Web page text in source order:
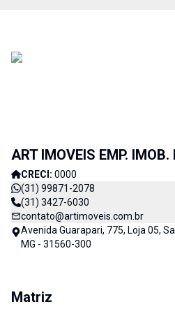
ART IMOVEIS EMP. IMOB.
CRECI: 0000
(31) 99871-2078
(31) 3427-6030
contato@artimoveis.com.br
Avenida Guarapari, 775, Loja 05,
MG - 31560-300
Matriz